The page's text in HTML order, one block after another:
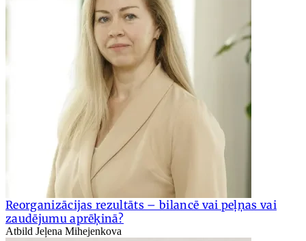
Reorganizācijas rezultāts – bilancē vai peļņas vai
zaudējumu aprēķinā?
Atbild Jeļena Mihejenkova